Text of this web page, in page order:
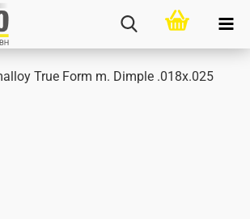
True Form m. Dimp­le .018x.025